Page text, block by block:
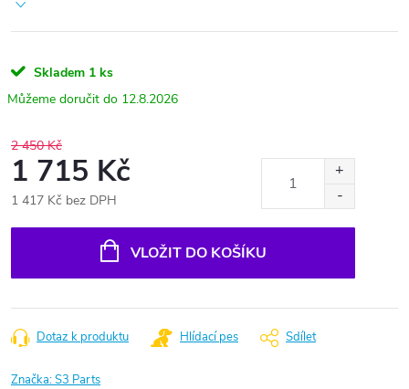
Skladem 1 ks
12.8.2026
2 450 Kč
1 715 Kč
1 417 Kč bez DPH
VLOŽIT DO KOŠÍKU
Dotaz k produktu Hlídací pes Sdílet
Značka:S3 Parts